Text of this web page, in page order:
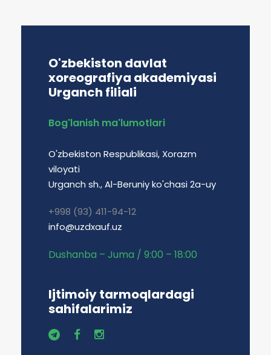
O'zbekiston davlat
xoreografiya akademiyasi
Urganch filiali
Bog'lanish ma'lumotlari
O'zbekiston Respublikasi, Xorazm
viloyati
Urganch sh., Al-Beruniy ko'chasi 2a-uy
+998 (93) 411-94-12
info@uzdxauf.uz
Dushanba – Juma / 9:00 – 18:00
Ijtimoiy tarmoqlardagi
sahifalarimiz